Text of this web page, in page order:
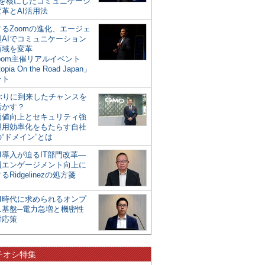
革とAI活用法
Zoomの進化、エージェ
でコミュニケーション
域を変革
主催リアルイベント
On the Road Japan」
りに到来したチャンスを
す？
値向上とセキュリティ強
効率化をもたらす自社
ドメイン”とは
導入が迫るIT部門改革―
ンゲージメント向上に
Ridgelinezの処方箋
代に求められるオンプ
基盤─電力急増と機密性
応策
オシ特集